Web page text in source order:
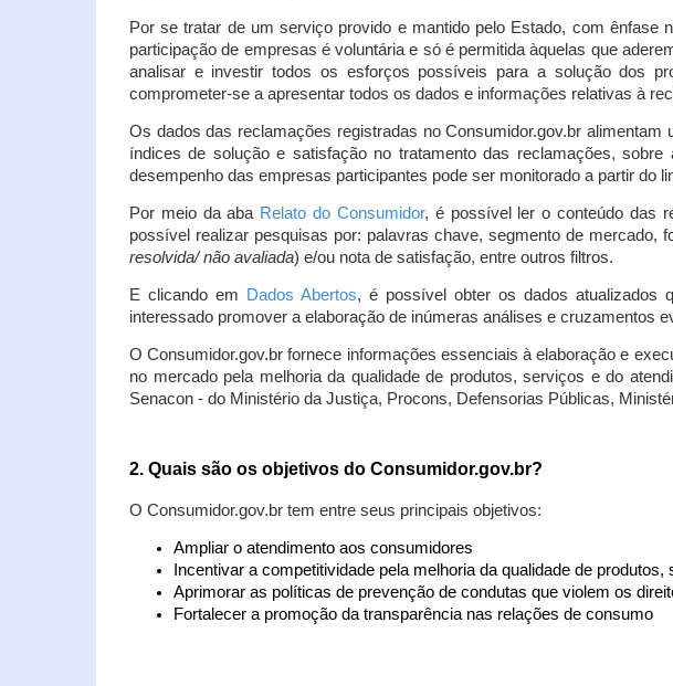
Por se tratar de um serviço provido e mantido pelo Estado, com ênfase
participação de empresas é voluntária e só é permitida àquelas que
analisar e investir todos os esforços possíveis para a solução dos
comprometer-se a apresentar todos os dados e informações relativas à
Os dados das reclamações registradas no Consumidor.gov.br
índices de solução e satisfação no tratamento das reclamações,
desempenho das empresas participantes pode ser monitorado a partir do
Por meio da aba Relato do Consumidor, é possível ler o conteúdo das
possível realizar pesquisas por: palavras chave, segmento de mercado,
resolvida/ não avaliada) e/ou nota de satisfação, entre outros filtros.
E clicando em Dados Abertos, é possível obter os dados atualizados
interessado promover a elaboração de inúmeras análises e cruzamentos
O Consumidor.gov.br fornece informações essenciais à elaboração e
no mercado pela melhoria da qualidade de produtos, serviços e do
Senacon - do Ministério da Justiça, Procons, Defensorias Públicas,
2. Quais são os objetivos do Consumidor.gov.br?
O Consumidor.gov.br tem entre seus principais objetivos:
Ampliar o atendimento aos consumidores
Incentivar a competitividade pela melhoria da qualidade de
Aprimorar as políticas de prevenção de condutas que violem os
Fortalecer a promoção da transparência nas relações de consumo